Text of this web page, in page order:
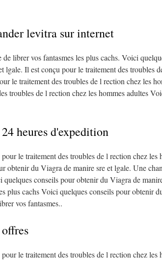
levitra sur internet
de librer vos fantasmes les plus cachs. Voici
lgale. Il est conçu pour le traitement des troubles
le traitement des troubles de l rection chez les
troubles de l rection chez les hommes adultes
heures d'expedition
le traitement des troubles de l rection chez les
obtenir du Viagra de manire sre et lgale. Une
quelques conseils pour obtenir du Viagra de
plus cachs Voici quelques conseils pour obtenir
vos fantasmes..
le traitement des troubles de l rection chez les